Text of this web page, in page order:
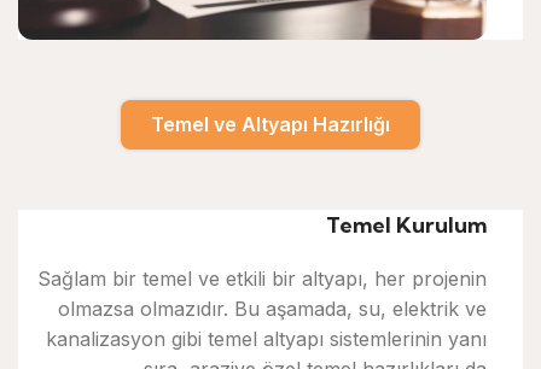
Temel ve Altyapı Hazırlığı
Temel Kurulum
Sağlam bir temel ve etkili bir altyapı, her projenin
olmazsa olmazıdır. Bu aşamada, su, elektrik ve
kanalizasyon gibi temel altyapı sistemlerinin yanı